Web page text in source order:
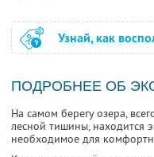
Узнай, как
ПОДРОБНЕЕ ОБ
На самом берегу озера,
лесной тишины, находится
необходимое для